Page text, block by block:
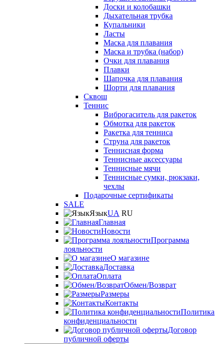
Доски и колобашки
Дыхательная трубка
Купальники
Ласты
Маска для плавания
Маска и трубка (набор)
Очки для плавания
Плавки
Шапочка для плавания
Шорти для плавания
Сквош
Теннис
Виброгаситель для ракеток
Обмотка для ракеток
Ракетка для тенниса
Струна для ракеток
Теннисная форма
Теннисные аксессуары
Теннисные мячи
Теннисные сумки, рюкзаки,
чехлы
Подарочные сертификаты
SALE
ЯзыкUA RU
Главная
Новости
Программа
лояльности
О магазине
Доставка
Оплата
Обмен/Возврат
Размеры
Контакты
Политика
конфиденциальности
Договор
публичной оферты